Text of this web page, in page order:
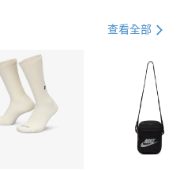
21家銀行
第一商業銀行
彰化商業銀行
查看全部